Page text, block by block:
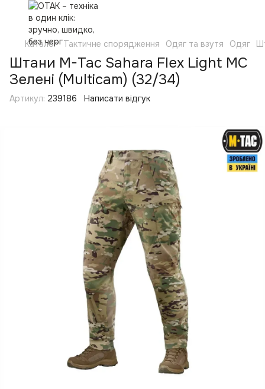
Каталог Тактичне спорядження Одяг та взутя Одяг
Штани M-Tac Sahara Flex Light MC
Зелені (Multicam) (32/34)
Артикул: 239186 Написати відгук